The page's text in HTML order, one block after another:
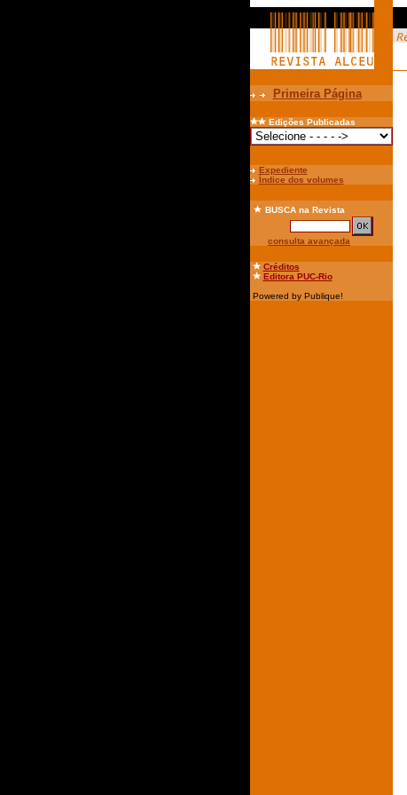
Primeira Página
Edições Publicadas
Expediente
Índice dos volumes
BUSCAna Revista
consulta avançada
Créditos
Editora PUC-Rio
Powered by Publique!